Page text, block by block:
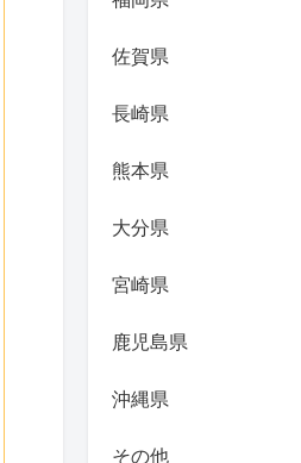
佐賀県
長崎県
熊本県
大分県
宮崎県
鹿児島県
沖縄県
その他